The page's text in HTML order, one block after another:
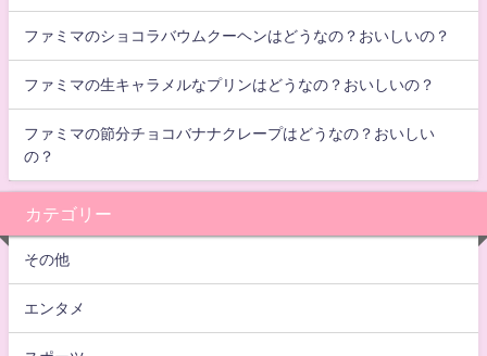
ファミマのショコラバウムクーヘンはどうなの？おいしいの？
ファミマの生キャラメルなプリンはどうなの？おいしいの？
ファミマの節分チョコバナナクレープはどうなの？おいしい
の？
カテゴリー
その他
エンタメ